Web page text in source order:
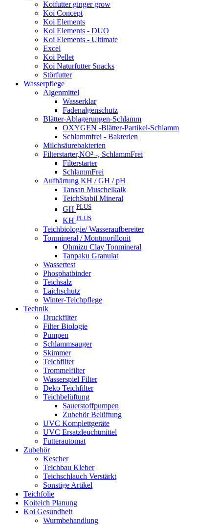
Koifutter ginger grow
Koi Concept
Koi Elements
Koi Elements - DUO
Koi Elements - Ultimate
Excel
Koi Pellet
Koi Naturfutter Snacks
Störfutter
Wasserpflege
Algenmittel
Wasserklar
Fadenalgenschutz
Blätter-Ablagerungen-Schlamm
OXYGEN -Blätter-Partikel-Schlamm
Schlammfrei - Bakterien
Milchsäurebakterien
Filterstarter,NO² -, SchlammFrei
Filterstarter
SchlammFrei
Aufhärtung KH / GH / pH
Tansan Muschelkalk
TeichStabil Mineral
GH PLUS
KH PLUS
Teichbiologie/ Wasseraufbereiter
Tonmineral / Montmorillonit
Ohmizu Clay Tonmineral
Tanpaku Granulat
Wassertest
Phosphatbinder
Teichsalz
Laichschutz
Winter-Teichpflege
Technik
Druckfilter
Filter Biologie
Pumpen
Schlammsauger
Skimmer
Teichfilter
Trommelfilter
Wasserspiel Filter
Deko Teichfilter
Teichbelüftung
Sauerstoffpumpen
Zubehör Belüftung
UVC Komplettgeräte
UVC Ersatzleuchtmittel
Futterautomat
Zubehör
Kescher
Teichbau Kleber
Teichschlauch Verstärkt
Sonstige Artikel
Teichfolie
Koiteich Planung
Koi Gesundheit
Wurmbehandlung